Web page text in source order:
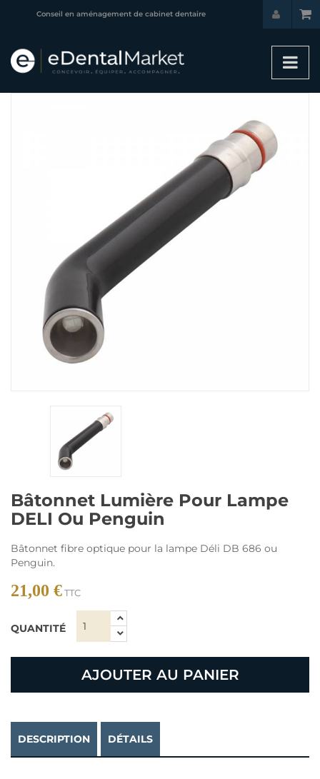
Conseil en aménagement de cabinet dentaire
Bâtonnet Lumière Pour Lampe
DELI Ou Penguin
Bâtonnet fibre optique pour la lampe Déli DB 686 ou
Penguin.
21,00 €TTC
QUANTITÉ
AJOUTER AU PANIER
DESCRIPTION DÉTAILS